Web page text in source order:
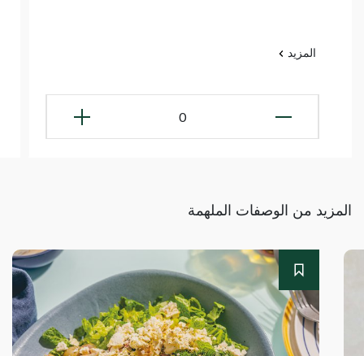
المزيد
0
المزيد من الوصفات الملهمة